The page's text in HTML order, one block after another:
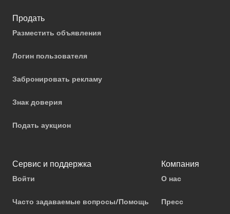
Продать
Разместить объявления
Логин пользователя
Забронировать рекламу
Знак доверия
Подать аукцион
Сервис и поддержка
Войти
Часто задаваемые вопросы/Помощь
Компания
О нас
Пресс